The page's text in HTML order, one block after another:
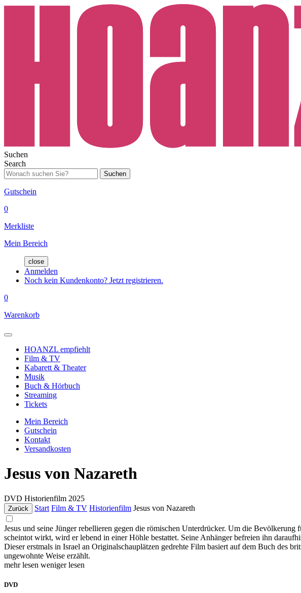
Suchen
Search
Suchen
Gutschein
0
Merkliste
Mein Bereich
close
Anmelden
Noch kein Kundenkonto? Jetzt registrieren.
0
Warenkorb
HOANZL empfiehlt
Film & TV
Kabarett & Theater
Musik
Buch & Hörbuch
Streaming
Tickets
Mein Bereich
Gutschein
Kontakt
Versandkosten
Jesus von Nazareth
DVD Historienfilm 2025
Zurück Start Film & TV Historienfilm Jesus von Nazareth
Jesus und seine Jünger rebellieren gegen die römischen Unterdrücker. Um die
scheintot wirkt, wird er lebend in einer Höhle bestattet. Seine Anhänger befreien ihn
Dieser erstmals in Israel an Originalschauplätzen gedrehte Film basiert auf dem Buch des
ungewohnte Weise erzählt.
mehr lesen weniger lesen
DVD